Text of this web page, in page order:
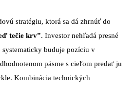
stratégiu, ktorá sa dá zhrnúť do
tečie krv”. Investor nehľadá presné
systematicky buduje pozíciu v
pásme s cieľom predať ju
Kombinácia technických